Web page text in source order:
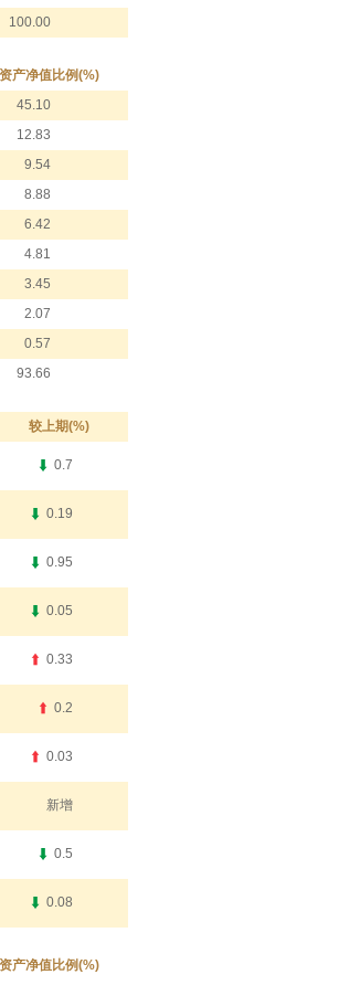
100.00
产净值比例(%)
45.10
12.83
9.54
8.88
6.42
4.81
3.45
2.07
0.57
93.66
较上期(%)
0.7
0.19
0.95
0.05
0.33
0.2
0.03
新增
0.5
0.08
产净值比例(%)